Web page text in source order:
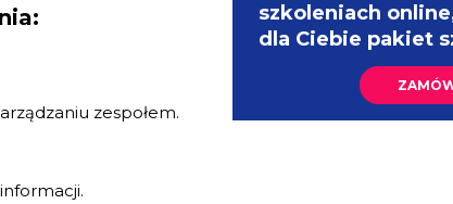
zespołem.
szkoleniach
dla Ciebie pakiet